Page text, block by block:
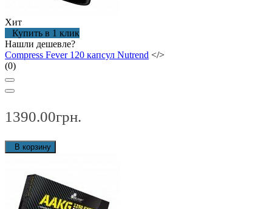
Хит
Купить в 1 клик
Нашли дешевле?
Compress Fever 120 капсул Nutrend </>
(0)
1390.00грн.
В корзину